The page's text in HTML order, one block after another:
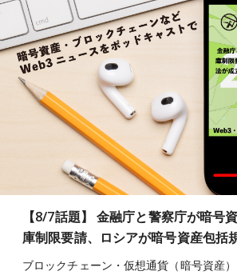
【8/7話題】 金融庁と警察庁が暗号
庫制限要請、ロシアが暗号資産包括
ブロックチェーン・仮想通貨（暗号資産